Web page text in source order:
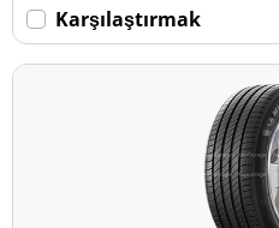
Karşılaştırmak